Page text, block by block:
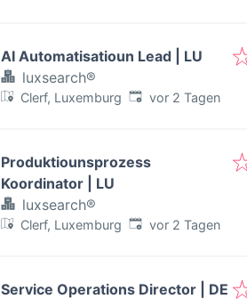
AI Automatisatioun Lead | LU
luxsearch®
Clerf, Luxemburg Veröffentlicht:
vor 2 Tagen
Produktiounsprozess
Koordinator | LU
luxsearch®
Clerf, Luxemburg Veröffentlicht:
vor 2 Tagen
Service Operations Director | DE